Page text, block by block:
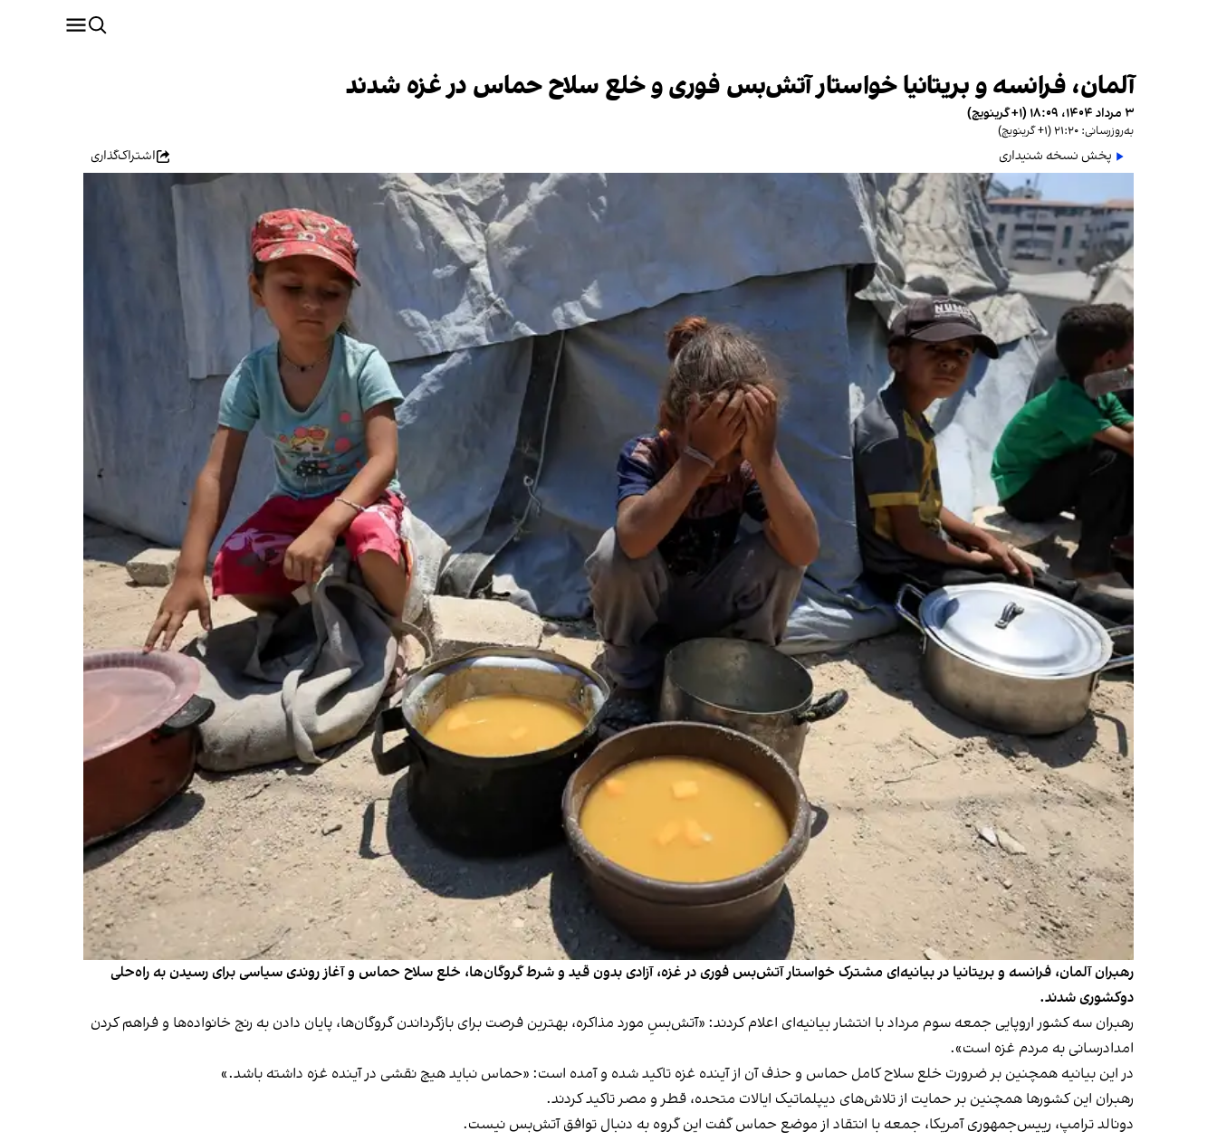
آلمان، فرانسه و بریتانیا خواستار آتش‌بس فوری و خلع سلاح حماس در غزه شدند
۳ مرداد ۱۴۰۴، ۱۸:۰۹ (‎+۱ گرینویچ)
به‌روزرسانی: ۲۱:۲۰ (‎+۱ گرینویچ)
پخش نسخه شنیداری اشتراک‌گذاری
رهبران آلمان، فرانسه و بریتانیا در بیانیه‌ای مشترک خواستار آتش‌بس فوری در غزه، آزادی بدون قید و شرط گروگان‌ها، خلع سلاح حماس و آغاز روندی سیاسی برای رسیدن به راه‌حلی
دوکشوری شدند.
رهبران سه کشور اروپایی جمعه سوم مرداد با انتشار بیانیه‌ای اعلام کردند: «آتش‌بسِ مورد مذاکره، بهترین فرصت برای بازگرداندن گروگان‌ها، پایان دادن به رنج خانواده‌ها و فراهم کردن
امدادرسانی به مردم غزه است».
در این بیانیه همچنین بر ضرورت خلع سلاح کامل حماس و حذف آن از آینده غزه تاکید شده و آمده است: «حماس نباید هیچ نقشی در آینده غزه داشته باشد.»
رهبران این کشورها همچنین بر حمایت از تلاش‌های دیپلماتیک ایالات متحده، قطر و مصر تاکید کردند.
دونالد ترامپ، رییس‌جمهوری آمریکا، جمعه با انتقاد از موضع حماس گفت این گروه به دنبال توافق آتش‌بس نیست.